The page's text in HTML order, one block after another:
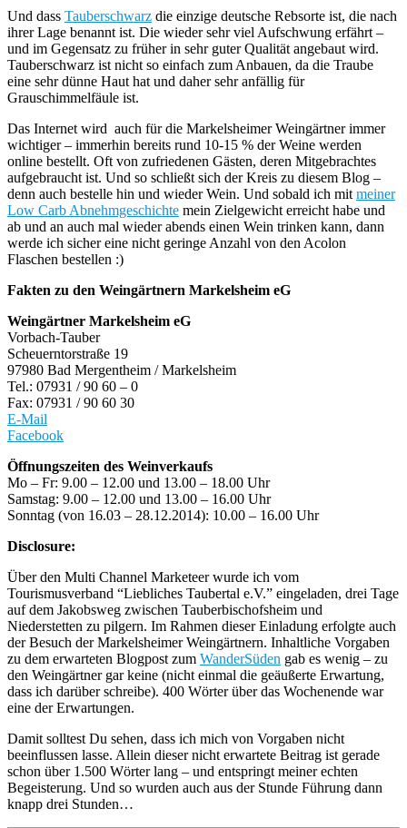
Und dass Tauberschwarz die einzige deutsche Rebsorte ist, die nach
ihrer Lage benannt ist. Die wieder sehr viel Aufschwung erfährt –
und im Gegensatz zu früher in sehr guter Qualität angebaut wird.
Tauberschwarz ist nicht so einfach zum Anbauen, da die Traube
eine sehr dünne Haut hat und daher sehr anfällig für
Grauschimmelfäule ist.
Das Internet wird auch für die Markelsheimer Weingärtner immer
wichtiger – immerhin bereits rund 10-15 % der Weine werden
online bestellt. Oft von zufriedenen Gästen, deren Mitgebrachtes
aufgebraucht ist. Und so schließt sich der Kreis zu diesem Blog –
denn auch bestelle hin und wieder Wein. Und sobald ich mit meiner
Low Carb Abnehmgeschichte mein Zielgewicht erreicht habe und
ab und an auch mal wieder abends einen Wein trinken kann, dann
werde ich sicher eine nicht geringe Anzahl von den Acolon
Flaschen bestellen :)
Fakten zu den Weingärtnern Markelsheim eG
Weingärtner Markelsheim eG
Vorbach-Tauber
Scheuerntorstraße 19
97980 Bad Mergentheim / Markelsheim
Tel.: 07931 / 90 60 – 0
Fax: 07931 / 90 60 30
E-Mail
Facebook
Öffnungszeiten des Weinverkaufs
Mo – Fr: 9.00 – 12.00 und 13.00 – 18.00 Uhr
Samstag: 9.00 – 12.00 und 13.00 – 16.00 Uhr
Sonntag (von 16.03 – 28.12.2014): 10.00 – 16.00 Uhr
Disclosure:
Über den Multi Channel Marketeer wurde ich vom
Tourismusverband “Liebliches Taubertal e.V.” eingeladen, drei Tage
auf dem Jakobsweg zwischen Tauberbischofsheim und
Niederstetten zu pilgern. Im Rahmen dieser Einladung erfolgte auch
der Besuch der Markelsheimer Weingärtnern. Inhaltliche Vorgaben
zu dem erwarteten Blogpost zum WanderSüden gab es wenig – zu
den Weingärtner gar keine (nicht einmal die geäußerte Erwartung,
dass ich darüber schreibe). 400 Wörter über das Wochenende war
eine der Erwartungen.
Damit solltest Du sehen, dass ich mich von Vorgaben nicht
beeinflussen lasse. Allein dieser nicht erwartete Beitrag ist gerade
schon über 1.500 Wörter lang – und entspringt meiner echten
Begeisterung. Und so wurden auch aus der Stunde Führung dann
knapp drei Stunden…